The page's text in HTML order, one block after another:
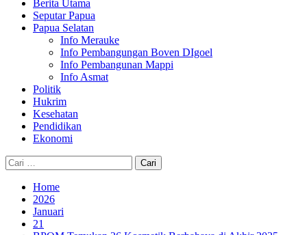
Berita Utama
Seputar Papua
Papua Selatan
Info Merauke
Info Pembangungan Boven DIgoel
Info Pembangunan Mappi
Info Asmat
Politik
Hukrim
Kesehatan
Pendidikan
Ekonomi
Cari
untuk:
Home
2026
Januari
21